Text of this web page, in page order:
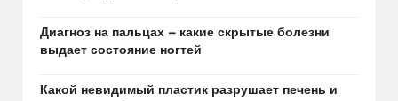
Диагноз на пальцах — какие скрытые болезни
выдает состояние ногтей
Какой невидимый пластик разрушает печень и